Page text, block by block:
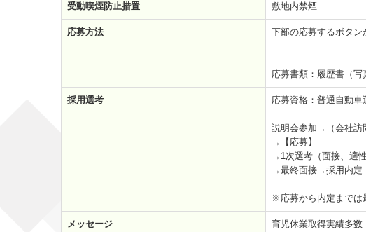
受動喫煙防止措置 敷地内禁煙
応募方法 下部の応募するボタン
応募書類：履歴書（
採用選考 応募資格：普通自動
説明会参加→（会社訪
→【応募】
→1次選考（面接、適
→最終面接→採用内定
※応募から内定までは
メッセージ 育児休業取得実績多